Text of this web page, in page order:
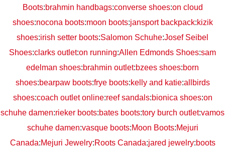
Boots:brahmin handbags:converse shoes:on cloud
shoes:nocona boots:moon boots:jansport backpack:kizik
shoes:irish setter boots:Salomon Schuhe:Josef Seibel
Shoes:clarks outlet:on running:Allen Edmonds Shoes:sam
edelman shoes:brahmin outlet:bzees shoes:born
shoes:bearpaw boots:frye boots:kelly and katie:allbirds
shoes:coach outlet online:reef sandals:bionica shoes:on
schuhe damen:rieker boots:bates boots:tory burch outlet:vamos
schuhe damen:vasque boots:Moon Boots:Mejuri
Canada:Mejuri Jewelry:Roots Canada:jared jewelry:boots